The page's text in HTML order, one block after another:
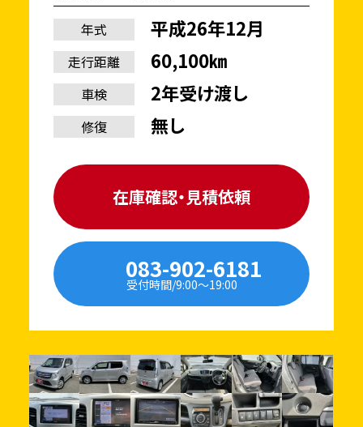
年式 平成26年12月
走行距離 60,100㎞
車検 2年受け渡し
修復 無し
在庫確認・見積依頼
083-902-6181
受付時間/9:00〜19:00